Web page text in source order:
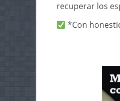
recuperar los
*Con